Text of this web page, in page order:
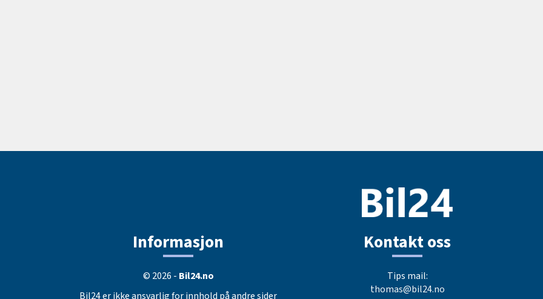
Informasjon
© 2026 - Bil24.no
Bil24 er ikke ansvarlig for innhold på andre sider
Kontakt oss
Tips mail:
thomas@bil24.no